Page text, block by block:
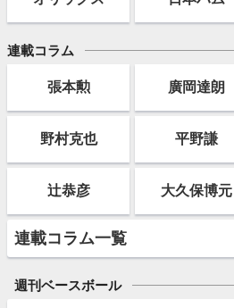
連載コラム
張本勲 廣岡達朗
野村克也 平野謙
辻恭彦 大久保博元
連載コラム一覧
週刊ベースボール